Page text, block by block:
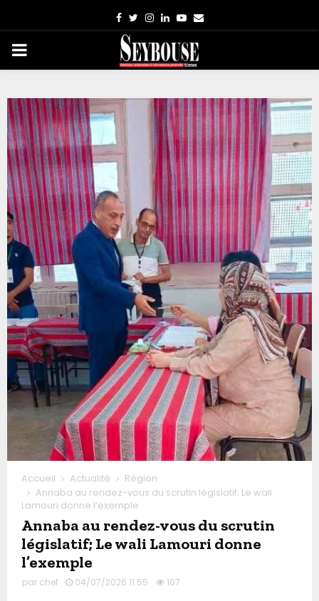
Facebook
TwitterInstagram
LinkedinYoutube
Email
PRIMARY
Accueil Actualité
Région
Annaba au rendez-vous du scrutin législatif; Le wali
Lamouri donne l’exemple
Annaba au rendez-vous du scrutin
législatif; Le wali Lamouri donne
l’exemple
par chef 04/07/2026 11:55 107